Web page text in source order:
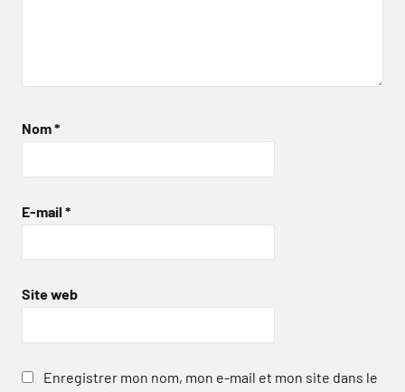
Nom*
E-mail *
Site web
Enregistrer mon nom, mon e-mail et mon site dans le